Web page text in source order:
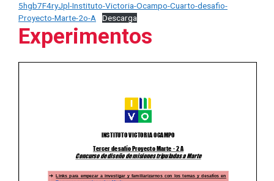
5hgb7F4ryJpl-Instituto-Victoria-Ocampo-Cuarto-desafio-
Proyecto-Marte-2o-A
Descarga
Experimentos